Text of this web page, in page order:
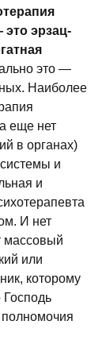
эрзац-
это —
Наиболее
еще нет
в органах)
и
и
И нет
массовый
или
которому
Господь